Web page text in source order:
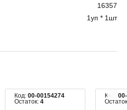
16357
1уп * 1шт
Код: 00-00154274
Остаток: 4
Код: